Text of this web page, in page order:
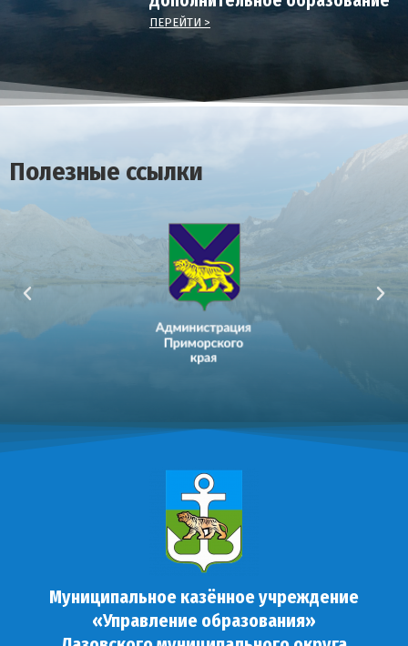
ПЕРЕЙТИ >
Полезные ссылки
Муниципальное казённое учреждение
«Управление образования»